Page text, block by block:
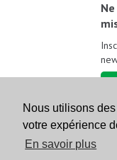
Nous utilisons
votre expérience
En savoir plus